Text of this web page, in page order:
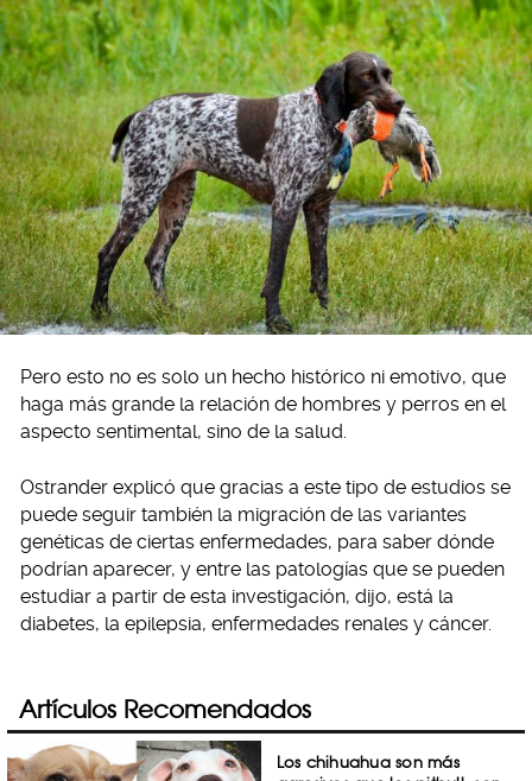
Pero esto no es solo un hecho histórico ni emotivo, que
haga más grande la relación de hombres y perros en el
aspecto sentimental, sino de la salud.
Ostrander explicó que gracias a este tipo de estudios se
puede seguir también la migración de las variantes
genéticas de ciertas enfermedades, para saber dónde
podrían aparecer, y entre las patologías que se pueden
estudiar a partir de esta investigación, dijo, está la
diabetes, la epilepsia, enfermedades renales y cáncer.
Artículos Recomendados
Los chihuahua son más